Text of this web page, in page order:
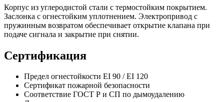
Корпус из углеродистой стали с термостойким покрытием.
Заслонка с огнестойким уплотнением. Электропривод с
пружинным возвратом обеспечивает открытие клапана при
подаче сигнала и закрытие при снятии.
Сертификация
Предел огнестойкости EI 90 / EI 120
Сертификат пожарной безопасности
Соответствие ГОСТ Р и СП по дымоудалению